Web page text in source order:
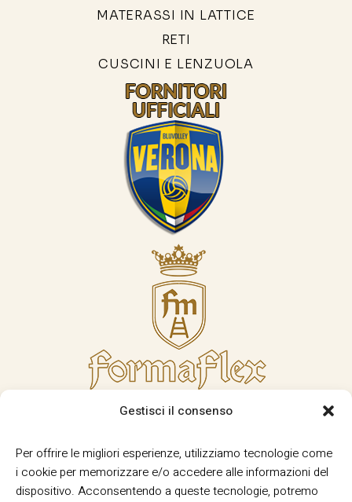
Gestisci il consenso
Per offrire le migliori esperienze, utilizziamo tecnologie come
i cookie per memorizzare e/o accedere alle informazioni del
dispositivo. Acconsentendo a queste tecnologie, potremo
MATERASSI IN LATTICE
RETI
CUSCINI E LENZUOLA